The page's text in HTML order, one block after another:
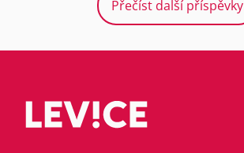
Přečíst další příspěvky